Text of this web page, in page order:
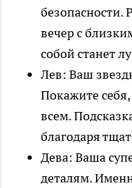
безопасности.
вечер с
собой станет
Лев: Ваш
Покажите себя,
всем.
благодаря
Дева: Ваша
деталям.